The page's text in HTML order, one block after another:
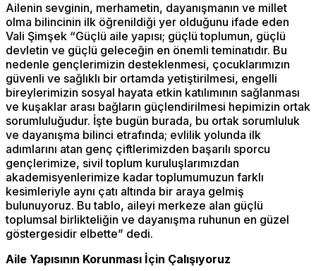
Ailenin sevginin, merhametin, dayanışmanın ve millet
olma bilincinin ilk öğrenildiği yer olduğunu ifade eden
Vali Şimşek “Güçlü aile yapısı; güçlü toplumun, güçlü
devletin ve güçlü geleceğin en önemli teminatıdır. Bu
nedenle gençlerimizin desteklenmesi, çocuklarımızın
güvenli ve sağlıklı bir ortamda yetiştirilmesi, engelli
bireylerimizin sosyal hayata etkin katılımının sağlanması
ve kuşaklar arası bağların güçlendirilmesi hepimizin ortak
sorumluluğudur. İşte bugün burada, bu ortak sorumluluk
ve dayanışma bilinci etrafında; evlilik yolunda ilk
adımlarını atan genç çiftlerimizden başarılı sporcu
gençlerimize, sivil toplum kuruluşlarımızdan
akademisyenlerimize kadar toplumumuzun farklı
kesimleriyle aynı çatı altında bir araya gelmiş
bulunuyoruz. Bu tablo, aileyi merkeze alan güçlü
toplumsal birlikteliğin ve dayanışma ruhunun en güzel
göstergesidir elbette” dedi.
Aile Yapısının Korunması İçin Çalışıyoruz